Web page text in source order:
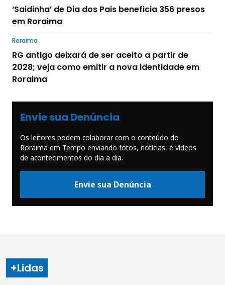
‘Saidinha’ de Dia dos Pais beneficia 356 presos
em Roraima
Roraima
RG antigo deixará de ser aceito a partir de
2028; veja como emitir a nova identidade em
Roraima
Envie sua Denúncia
Os leitores podem colaborar com o conteúdo do
Roraima em Tempo enviando fotos, notícias, e vídeos
de acontecimentos do dia a dia.
Envie sua Denúncia
+Lidas